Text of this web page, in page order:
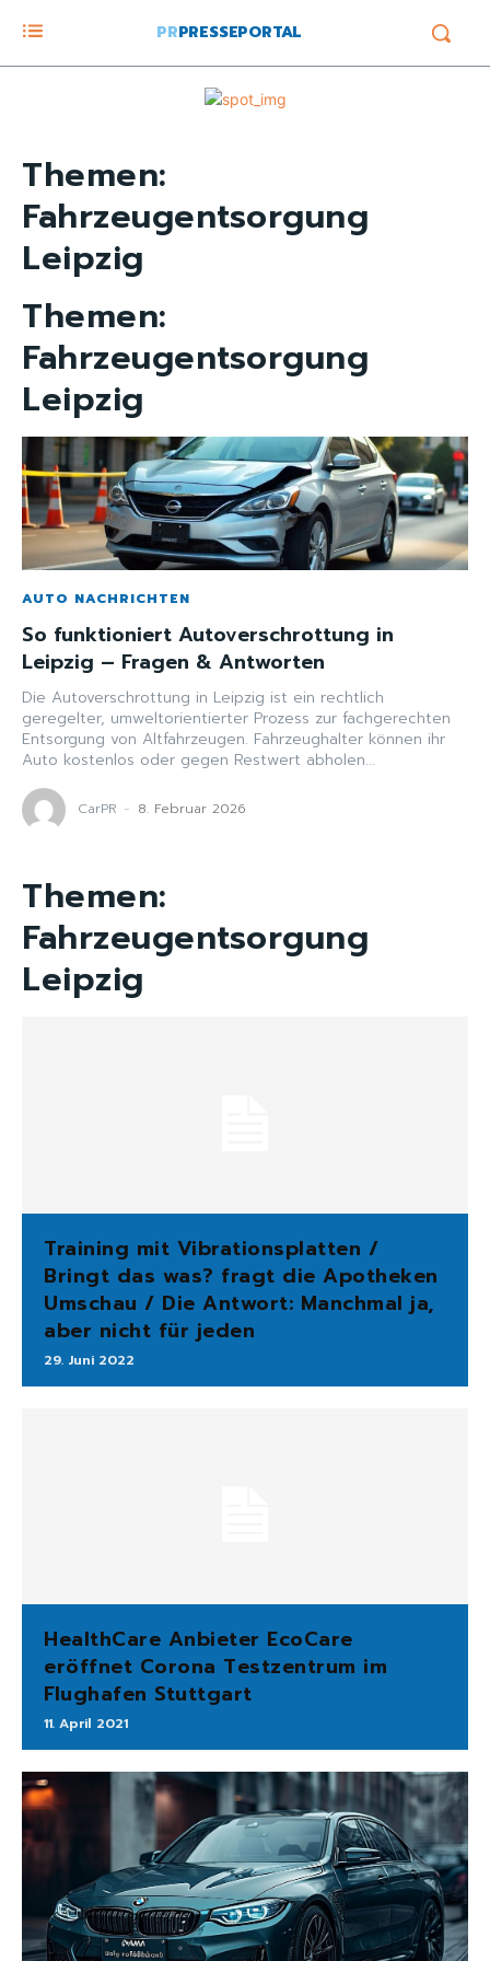
PRPRESSEPORTAL
Themen:
Fahrzeugentsorgung
Leipzig
Themen:
Fahrzeugentsorgung
Leipzig
AUTO NACHRICHTEN
So funktioniert Autoverschrottung in
Leipzig – Fragen & Antworten
Die Autoverschrottung in Leipzig ist ein rechtlich
geregelter, umweltorientierter Prozess zur fachgerechten
Entsorgung von Altfahrzeugen. Fahrzeughalter können ihr
Auto kostenlos oder gegen Restwert abholen...
CarPR - 8. Februar 2026
Themen:
Fahrzeugentsorgung
Leipzig
Training mit Vibrationsplatten /
Bringt das was? fragt die Apotheken
Umschau / Die Antwort: Manchmal ja,
aber nicht für jeden
29. Juni 2022
HealthCare Anbieter EcoCare
eröffnet Corona Testzentrum im
Flughafen Stuttgart
11. April 2021